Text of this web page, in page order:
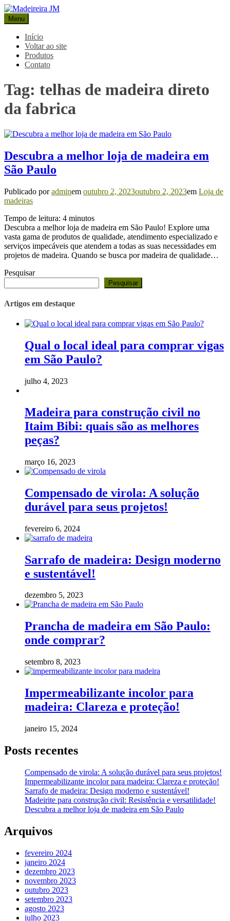
Pular
para
o
conteúdo
Madeireira JM
Blog Madeireira JM
Menu
Início
Voltar ao site
Produtos
Contato
Tag: telhas de madeira direto
da fabrica
Descubra a melhor loja de madeira em
São Paulo
Publicado poradminem outubro 2, 2023outubro 2, 2023em Loja de
madeiras
Tempo de leitura: 4 minutos
Descubra a melhor loja de madeira em São Paulo! Explore uma
vasta gama de produtos de qualidade, atendimento especializado e
serviços impecáveis que atendem a todas as suas necessidades em
projetos de madeira. Quando se busca por madeira de qualidade…
Pesquisar
Pesquisar
Artigos em destaque
Qual o local ideal para comprar vigas
em São Paulo?
julho 4, 2023
Madeira para construção civil no
Itaim Bibi: quais são as melhores
peças?
março 16, 2023
Compensado de virola: A solução
durável para seus projetos!
fevereiro 6, 2024
Sarrafo de madeira: Design moderno
e sustentável!
dezembro 5, 2023
Prancha de madeira em São Paulo:
onde comprar?
setembro 8, 2023
Impermeabilizante incolor para
madeira: Clareza e proteção!
janeiro 15, 2024
Posts recentes
Compensado de virola: A solução durável para seus projetos!
Impermeabilizante incolor para madeira: Clareza e proteção!
Sarrafo de madeira: Design moderno e sustentável!
Madeirite para construção civil: Resistência e versatilidade!
Descubra a melhor loja de madeira em São Paulo
Arquivos
fevereiro 2024
janeiro 2024
dezembro 2023
novembro 2023
outubro 2023
setembro 2023
agosto 2023
julho 2023